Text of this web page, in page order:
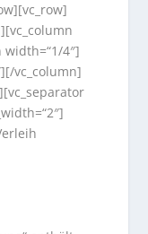
4″]
vc_column]